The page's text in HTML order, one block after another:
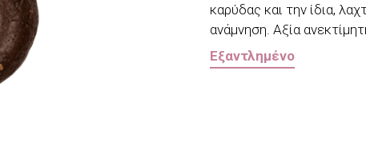
καρύδας και την ίδια,
ανάμνηση. Αξία
Εξαντλημένο